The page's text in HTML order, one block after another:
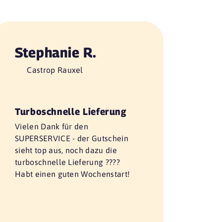
Stephanie R.
Castrop Rauxel
Turboschnelle Lieferung
Vielen Dank für den
SUPERSERVICE - der Gutschein
sieht top aus, noch dazu die
turboschnelle Lieferung ????
Habt einen guten Wochenstart!